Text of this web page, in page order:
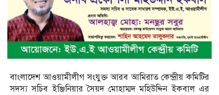
বাংলাদেশ আওয়ামীলীগ সংযুক্ত আরব আমিরাত কেন্দ্রীয় কমিটির
সদস্য সচিব ইঞ্জিনিয়ার সৈয়দ মোহাম্মদ মহিউদ্দিন ইকবাল এর